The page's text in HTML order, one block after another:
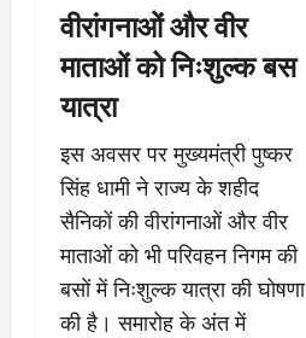
वीरांगनाओं और वीर
माताओं को निःशुल्क बस
यात्रा
इस अवसर पर मुख्यमंत्री पुष्कर
सिंह धामी ने राज्य के शहीद
सैनिकों की वीरांगनाओं और वीर
माताओं को भी परिवहन निगम की
बसों में निःशुल्क यात्रा की घोषणा
की है। समारोह के अंत में